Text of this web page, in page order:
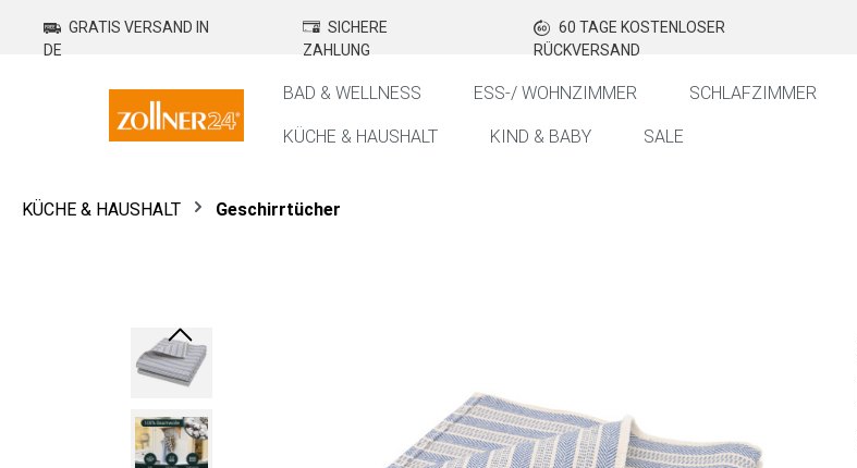
Zur Hauptnavigation springen
GRATIS VERSAND IN
DE
SICHERE
ZAHLUNG
60 TAGE KOSTENLOSER
RÜCKVERSAND
BAD & WELLNESS ESS-/ WOHNZIMMER SCHLAFZIMMER
KÜCHE & HAUSHALT KIND & BABY
SALE
KÜCHE & HAUSHALT Geschirrtücher
Bildergalerie überspringen